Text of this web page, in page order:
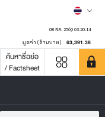
08 ส.ค. 2569 03:20:14
มูลค่า (ล้านบาท) 63,391.38
ค้นหาชื่อย่อ
/ Factsheet